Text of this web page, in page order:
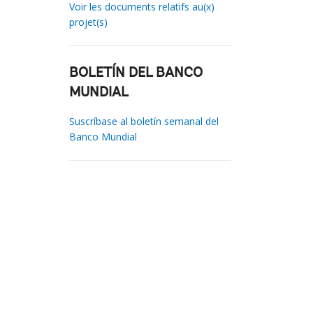
Voir les documents relatifs au(x)
projet(s)
BOLETÍN DEL BANCO
MUNDIAL
Suscríbase al boletín semanal del
Banco Mundial